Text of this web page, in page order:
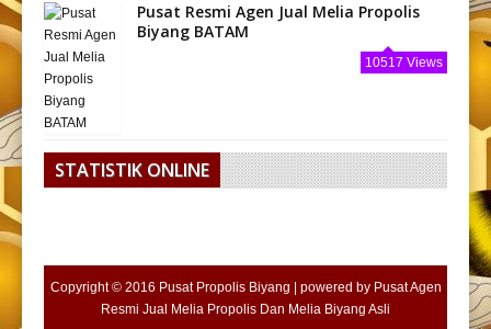
Pusat Resmi Agen Jual Melia Propolis
Biyang BATAM
10517 Views
STATISTIK ONLINE
Copyright © 2016 Pusat Propolis Biyang | powered by Pusat Agen
Resmi Jual Melia Propolis Dan Melia Biyang Asli